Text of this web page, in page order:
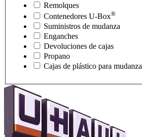
Remolques
Contenedores U-Box®
Suministros de mudanza
Enganches
Devoluciones de cajas
Propano
Cajas de plástico para mudanza